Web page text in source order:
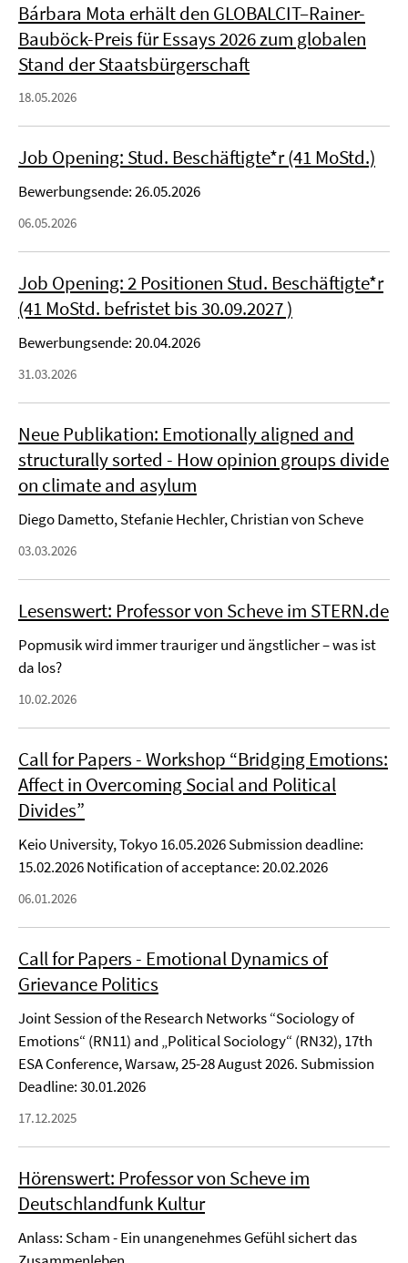
Bárbara Mota erhält den GLOBALCIT–Rainer-
Bauböck-Preis für Essays 2026 zum globalen
Stand der Staatsbürgerschaft
18.05.2026
Job Opening: Stud. Beschäftigte*r (41 MoStd.)
Bewerbungsende: 26.05.2026
06.05.2026
Job Opening: 2 Positionen Stud. Beschäftigte*r
(41 MoStd. befristet bis 30.09.2027 )
Bewerbungsende: 20.04.2026
31.03.2026
Neue Publikation: Emotionally aligned and
structurally sorted - How opinion groups divide
on climate and asylum
Diego Dametto, Stefanie Hechler, Christian von Scheve
03.03.2026
Lesenswert: Professor von Scheve im STERN.de
Popmusik wird immer trauriger und ängstlicher – was ist
da los?
10.02.2026
Call for Papers - Workshop “Bridging Emotions:
Affect in Overcoming Social and Political
Divides”
Keio University, Tokyo 16.05.2026 Submission deadline:
15.02.2026 Notification of acceptance: 20.02.2026
06.01.2026
Call for Papers - Emotional Dynamics of
Grievance Politics
Joint Session of the Research Networks “Sociology of
Emotions“ (RN11) and „Political Sociology“ (RN32), 17th
ESA Conference, Warsaw, 25-28 August 2026. Submission
Deadline: 30.01.2026
17.12.2025
Hörenswert: Professor von Scheve im
Deutschlandfunk Kultur
Anlass: Scham - Ein unangenehmes Gefühl sichert das